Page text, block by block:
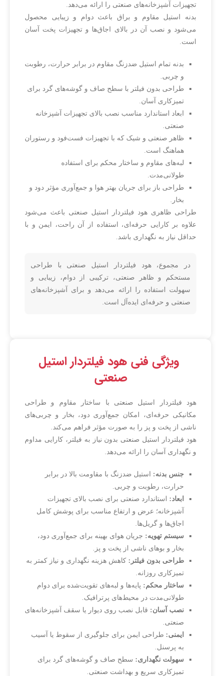
تجهیزات آشپزخانه‌های صنعتی را ارائه می‌دهد.
بدنه استیل مقاوم و براق باعث دوام و زیبایی محصول
می‌شود و نصب آن در بالای اجاق‌ها و تجهیزات پخت آسان
است.
بدنه تمام استیل ضدزنگ مقاوم در برابر حرارت، رطوبت
و چربی.
طراحی بدون فیلتر با سطح صاف و گوشه‌های گرد برای
تمیزکاری آسان.
ابعاد استاندارد مناسب نصب بالای تجهیزات آشپزخانه
صنعتی.
ظاهر صنعتی و شیک که با تجهیزات فست‌فود و رستوران
هماهنگ است.
لبه‌های مقاوم و ساختار محکم برای استفاده
طولانی‌مدت.
طراحی باز برای جریان بهتر هوا و جمع‌آوری مؤثر دود و
بخار.
طراحی ظاهری هود فیلتردار استیل صنعتی باعث می‌شود
علاوه بر کارایی حرفه‌ای، استفاده از آن راحت، ایمن و با
حداقل نیاز به نگهداری باشد.
در مجموع، هود فیلتردار استیل صنعتی با طراحی
مستحکم و ظاهر صنعتی، ترکیبی از دوام، زیبایی و
سهولت استفاده را ارائه می‌دهد و برای آشپزخانه‌های
صنعتی و حرفه‌ای ایده‌آل است.
ویژگی فنی هود فیلتردار استیل
صنعتی
هود فیلتردار استیل صنعتی با ساختار مقاوم و طراحی
مکانیکی حرفه‌ای، امکان جمع‌آوری دود، بخار و چربی‌های
ناشی از پخت و پز را به صورت مؤثر فراهم می‌کند.
هود فیلتردار استیل صنعتی بدون نیاز به فیلتر، کارایی مداوم
و نگهداری آسان را ارائه می‌دهد.
جنس بدنه: استیل ضدزنگ با مقاومت بالا در برابر
حرارت، رطوبت و چربی.
ابعاد: استاندارد صنعتی برای نصب بالای تجهیزات
آشپزخانه؛ عرض و ارتفاع مناسب برای پوشش کامل
اجاق‌ها و گریل‌ها.
سیستم تهویه: جریان هوای بهینه برای جمع‌آوری دود،
بخار و بوهای ناشی از پخت و پز.
طراحی بدون فیلتر: کاهش هزینه نگهداری و نیاز کمتر به
تمیزکاری روزانه.
ساختار محکم: پایه‌ها و لبه‌های تقویت‌شده برای دوام
طولانی‌مدت در محیط‌های پرترافیک.
نصب آسان: قابل نصب روی دیوار یا سقف آشپزخانه‌های
صنعتی.
ایمنی: طراحی ایمن برای جلوگیری از سقوط یا آسیب
به پرسنل.
سهولت نگهداری: سطح صاف و گوشه‌های گرد برای
تمیزکاری سریع و بهداشت صنعتی.